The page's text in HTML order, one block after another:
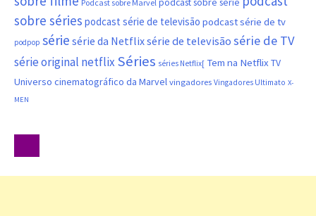
Podcast sobre Marvel
sobre séries podcast série de televisão podcast série de tv
podpop série série da Netflixsérie de televisão série de TV
série original netflix Séries séries Netflix[ Tem na Netflix TV
Universo cinematográfico da Marvel vingadores Vingadores Ultimato X-
MEN